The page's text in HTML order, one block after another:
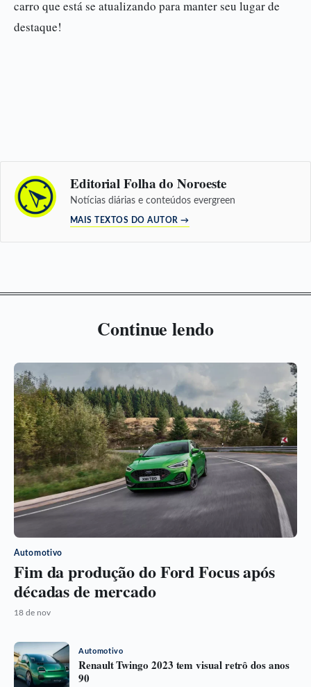
carro que está se atualizando para manter seu lugar de
destaque!
Editorial Folha do Noroeste
Notícias diárias e conteúdos evergreen
MAIS TEXTOS DO AUTOR →
Continue lendo
Automotivo
Fim da produção do Ford Focus após
décadas de mercado
18 de nov
Automotivo
Renault Twingo 2023 tem visual retrô dos anos
90